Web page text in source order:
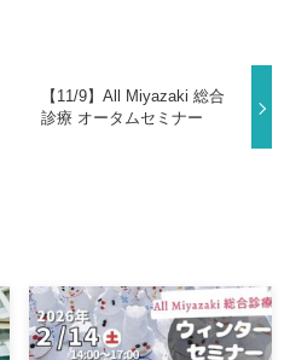
【11/9】All Miyazaki 総合
診療 オータムセミナー